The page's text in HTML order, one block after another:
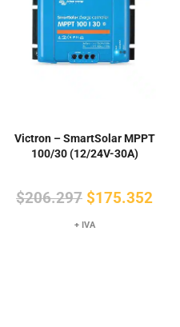
Victron – SmartSolar MPPT
100/30 (12/24V-30A)
$206.297 El
precio
$175.352El
+ IVA